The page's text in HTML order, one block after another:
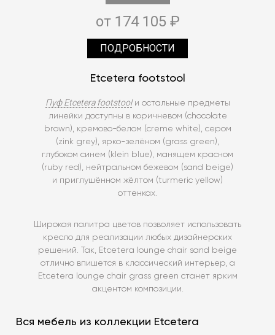
Etcetera footstool
Пуф Etcetera footstoolи остальные предметы
линейки доступны в коричневом (chocolate
brown), кремово-белом (creme white), сером
(zink grey), ярко-зелёном (grass green),
глубоком синем (klein blue), манящем красном
(ruby red), нейтральном бежевом (sand beige)
и приглушённом жёлтом (turmeric yellow)
оттенках.
от 174 105 ₽
ПОДРОБНОСТИ
Широкая палитра цветов позволяет использовать
кресло для реализации любых дизайнерских
решений. Так, Etcetera lounge chair sand beige
отлично впишется в классический интерьер, а
Etcetera lounge chair grass green станет ярким
акцентом композиции.
Вся мебель из коллекции Etcetera